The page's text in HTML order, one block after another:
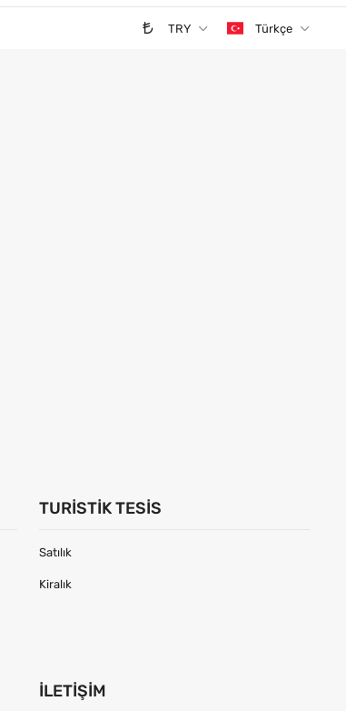
TRY Türkçe
TURISTIK TESIS
Satılık
Kiralık
İLETIŞIM